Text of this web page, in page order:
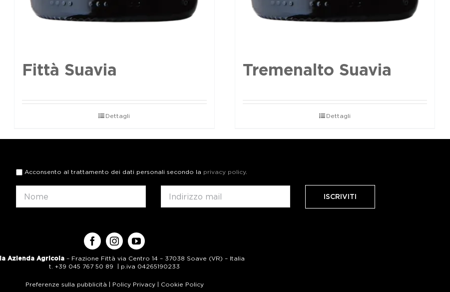
Fittà Suavia
Dettagli
Tremenalto Suavia
Dettagli
Acconsento al trattamento dei dati personali secondo la privacy policy.
Azienda Agricola – Frazione Fittà via Centro 14 – 37038 Soave (VR) – Italia
t. +39 045 767 50 89 | p.iva 04265190233
Preferenze sulla pubblicità | Policy Privacy| Cookie Policy